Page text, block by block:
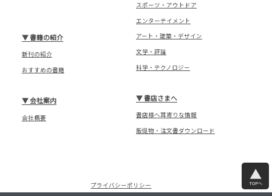
スポーツ・アウトドア
エンターテイメント
アート・建築・デザイン
文学・評論
科学・テクノロジー
▼書籍の紹介
新刊の紹介
おすすめの書籍
▼書店さまへ
書店様へ耳寄りな情報
販促物・注文書ダウンロード
▼会社案内
会社概要
プライバシーポリシー TOPへ